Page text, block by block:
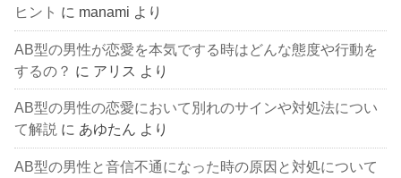
ヒント に manami より
AB型の男性が恋愛を本気でする時はどんな態度や行動を
するの？ に アリス より
AB型の男性の恋愛において別れのサインや対処法につい
て解説 に あゆたん より
AB型の男性と音信不通になった時の原因と対処について